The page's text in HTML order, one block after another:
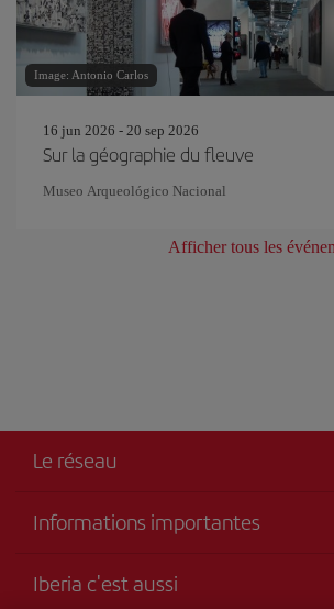
Image: Antonio Carlos
16 jun 2026 - 20 sep 2026
Sur la géographie du fleuve
Museo Arqueológico Nacional
Afficher tous les
Le réseau
Informations importantes
Accessibilité
Iberia c'est aussi